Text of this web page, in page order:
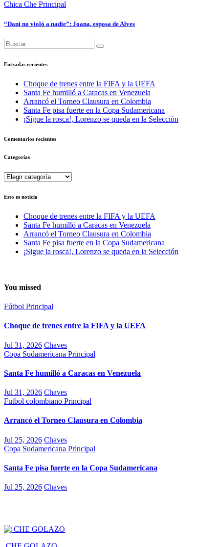
Chica Che Principal
“Dani no violó a nadie”: Joana, esposa de Alves
Entradas recientes
Choque de trenes entre la FIFA y la UEFA
Santa Fe humilló a Caracas en Venezuela
Arrancó el Torneo Clausura en Colombia
Santa Fe pisa fuerte en la Copa Sudamericana
¡Sigue la rosca!, Lorenzo se queda en la Selección
Comentarios recientes
Categorías
Categorías
Esto es noticia
Choque de trenes entre la FIFA y la UEFA
Santa Fe humilló a Caracas en Venezuela
Arrancó el Torneo Clausura en Colombia
Santa Fe pisa fuerte en la Copa Sudamericana
¡Sigue la rosca!, Lorenzo se queda en la Selección
You missed
Fútbol Principal
Choque de trenes entre la FIFA y la UEFA
Jul 31, 2026 Chaves
Copa Sudamericana Principal
Santa Fe humilló a Caracas en Venezuela
Jul 31, 2026 Chaves
Futbol colombiano Principal
Arrancó el Torneo Clausura en Colombia
Jul 25, 2026 Chaves
Copa Sudamericana Principal
Santa Fe pisa fuerte en la Copa Sudamericana
Jul 25, 2026 Chaves